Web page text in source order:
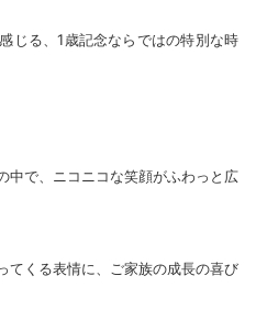
じる、1歳記念ならではの特別な時
中で、ニコニコな笑顔がふわっと広
てくる表情に、ご家族の成長の喜び